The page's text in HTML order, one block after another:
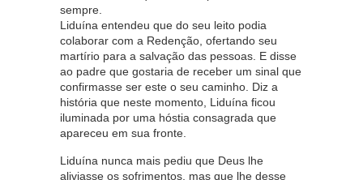
sempre.
Liduína entendeu que do seu leito podia
colaborar com a Redenção, ofertando seu
martírio para a salvação das pessoas. E disse
ao padre que gostaria de receber um sinal que
confirmasse ser este o seu caminho. Diz a
história que neste momento, Liduína ficou
iluminada por uma hóstia consagrada que
apareceu em sua fronte.
Liduína nunca mais pediu que Deus lhe
aliviasse os sofrimentos, mas que lhe desse